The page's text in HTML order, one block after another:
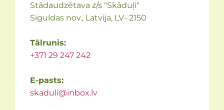
Stādaudzētava z/s "Skāduļi"
Siguldas nov., Latvija, LV- 2150
Tālrunis:
+371 29 247 242
E-pasts:
skaduli@inbox.lv